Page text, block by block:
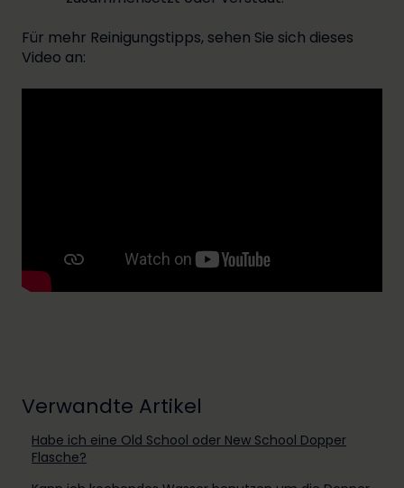
Für mehr Reinigungstipps, sehen Sie sich dieses
Video an:
Verwandte Artikel
Habe ich eine Old School oder New School Dopper
Flasche?